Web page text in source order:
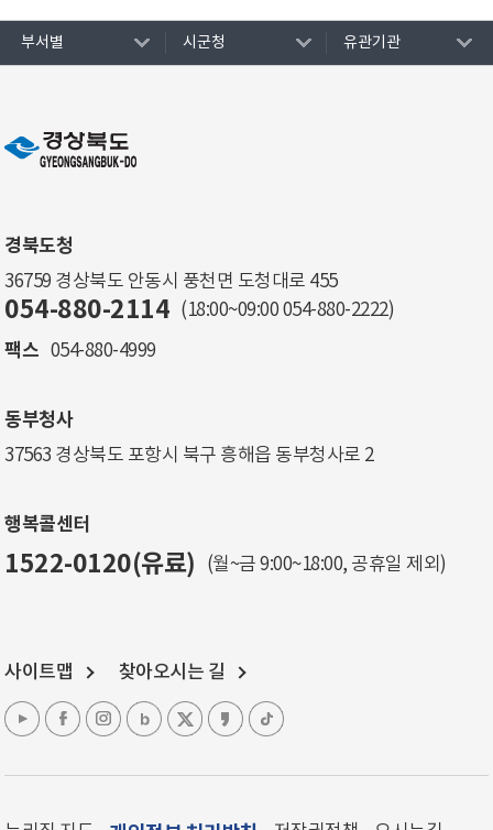
부서별 시군청 유관기관
경북도청
36759 경상북도 안동시 풍천면 도청대로 455
054-880-2114 (18:00~09:00 054-880-2222)
팩스 054-880-4999
동부청사
37563 경상북도 포항시 북구 흥해읍 동부청사로 2
행복콜센터
1522-0120(유료) (월~금 9:00~18:00, 공휴일 제외)
사이트맵 찾아오시는 길